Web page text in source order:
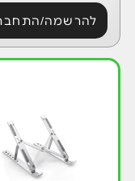
להרשמה/